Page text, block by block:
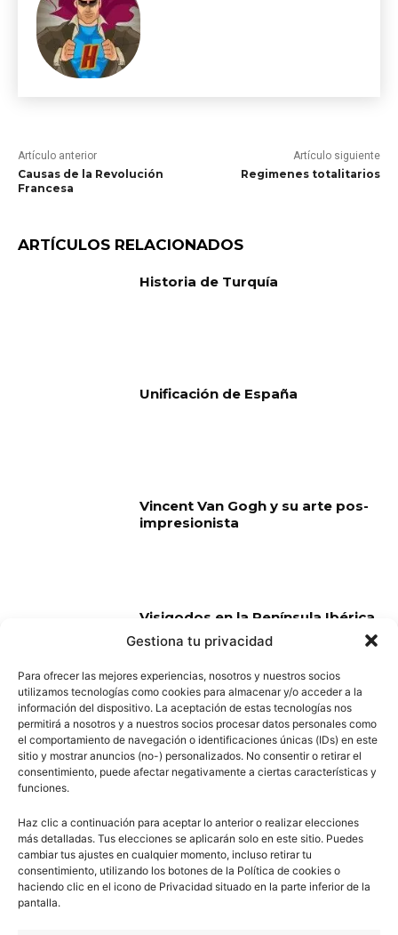
Gestiona tu privacidad
Para ofrecer las mejores experiencias, nosotros y nuestros socios
utilizamos tecnologías como cookies para almacenar y/o acceder a la
información del dispositivo. La aceptación de estas tecnologías nos
permitirá a nosotros y a nuestros socios procesar datos personales como
el comportamiento de navegación o identificaciones únicas (IDs) en este
sitio y mostrar anuncios (no-) personalizados. No consentir o retirar el
consentimiento, puede afectar negativamente a ciertas características y
funciones.
Haz clic a continuación para aceptar lo anterior o realizar elecciones
más detalladas. Tus elecciones se aplicarán solo en este sitio. Puedes
cambiar tus ajustes en cualquier momento, incluso retirar tu
consentimiento, utilizando los botones de la Política de cookies o
haciendo clic en el icono de Privacidad situado en la parte inferior de la
pantalla.
Artículo anterior
Causas de la Revolución
Francesa
Artículo siguiente
Regimenes totalitarios
ARTÍCULOS RELACIONADOS
Historia de Turquía
Unificación de España
Vincent Van Gogh y su arte pos-
impresionista
Visigodos en la Península Ibérica
- Publicidad -